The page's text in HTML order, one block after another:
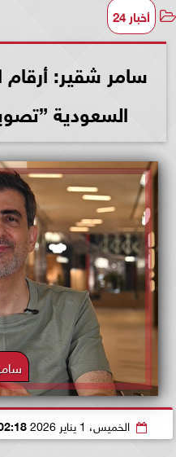
أخبار 24
سامر شقير: أرقام
السعودية
الخميس، 1 يناير 2026 02:18